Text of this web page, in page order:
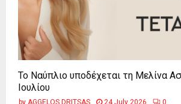
Το Ναύπλιο υποδέχεται τη Μελίνα
Ιουλίου